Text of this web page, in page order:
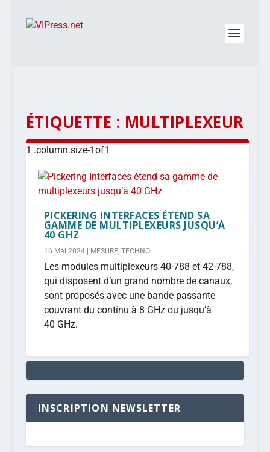
ÉTIQUETTE : MULTIPLEXEUR
PICKERING INTERFACES ÉTEND SA
GAMME DE MULTIPLEXEURS JUSQU’À
40 GHZ
16 Mai 2024| MESURE, TECHNO
Les modules multiplexeurs 40-788 et 42-788,
qui disposent d’un grand nombre de canaux,
sont proposés avec une bande passante
couvrant du continu à 8 GHz ou jusqu’à
40 GHz.
INSCRIPTION NEWSLETTER